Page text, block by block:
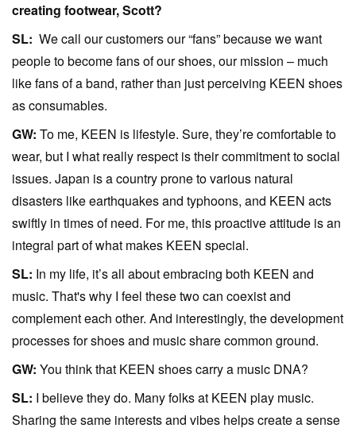
creating footwear, Scott?
SL: We call our customers our “fans” because we want
people to become fans of our shoes, our mission – much
like fans of a band, rather than just perceiving KEEN shoes
as consumables.
GW: To me, KEEN is lifestyle. Sure, they’re comfortable to
wear, but I what really respect is their commitment to social
issues. Japan is a country prone to various natural
disasters like earthquakes and typhoons, and KEEN acts
swiftly in times of need. For me, this proactive attitude is an
integral part of what makes KEEN special.
SL: In my life, it’s all about embracing both KEEN and
music. That's why I feel these two can coexist and
complement each other. And interestingly, the development
processes for shoes and music share common ground.
GW: You think that KEEN shoes carry a music DNA?
SL: I believe they do. Many folks at KEEN play music.
Sharing the same interests and vibes helps create a sense